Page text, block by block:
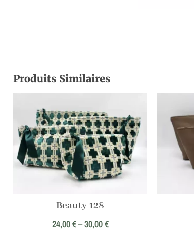
Produits Similaires
Beauty 128
24,00€–30,00€